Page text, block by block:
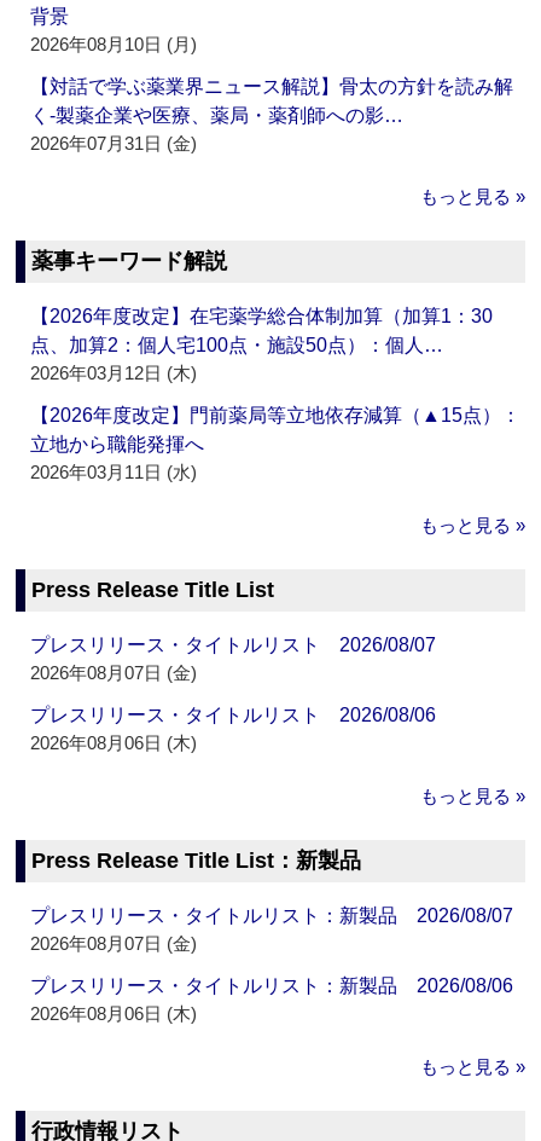
背景
2026年08月10日 (月)
【対話で学ぶ薬業界ニュース解説】骨太の方針を読み解
く‐製薬企業や医療、薬局・薬剤師への影…
2026年07月31日 (金)
もっと見る »
薬事キーワード解説
【2026年度改定】在宅薬学総合体制加算（加算1：30
点、加算2：個人宅100点・施設50点）：個人…
2026年03月12日 (木)
【2026年度改定】門前薬局等立地依存減算（▲15点）：
立地から職能発揮へ
2026年03月11日 (水)
もっと見る »
Press Release Title List
プレスリリース・タイトルリスト 2026/08/07
2026年08月07日 (金)
プレスリリース・タイトルリスト 2026/08/06
2026年08月06日 (木)
もっと見る »
Press Release Title List：新製品
プレスリリース・タイトルリスト：新製品 2026/08/07
2026年08月07日 (金)
プレスリリース・タイトルリスト：新製品 2026/08/06
2026年08月06日 (木)
もっと見る »
行政情報リスト